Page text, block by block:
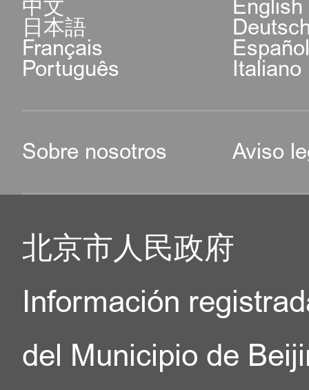
中文 English
日本語
Français
Português Italiano
Sobre nosotros Aviso
北京市人民政府
Información
del Municipio de